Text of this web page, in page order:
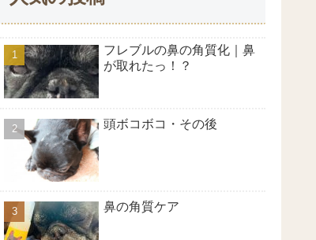
フレブルの鼻の角質化｜鼻
が取れたっ！？
頭ボコボコ・その後
鼻の角質ケア